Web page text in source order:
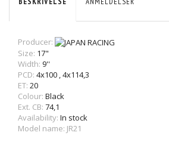
Producer:
Size: 17"
Width: 9''
PCD: 4x100 ,4x114,3
ET: 20
Colour: Black
Ext. CB: 74,1
Availability: In stock
Model name: JR21